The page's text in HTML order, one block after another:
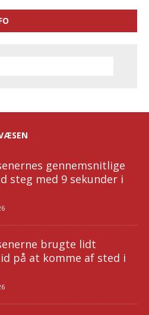
gennemsnitlige
steg med 9 sekunder i
brugte lidt
på at komme af sted i